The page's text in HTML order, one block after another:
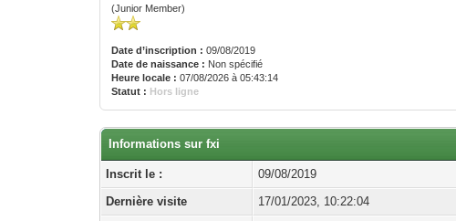
(Junior Member)
Date d’inscription : 09/08/2019
Date de naissance : Non spécifié
Heure locale : 07/08/2026 à 05:43:14
Statut : Hors ligne
Informations sur fxi
Inscrit le :
09/08/2019
Dernière visite
17/01/2023, 10:22:04